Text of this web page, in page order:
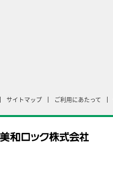
サイトマップ ご利用にあたって